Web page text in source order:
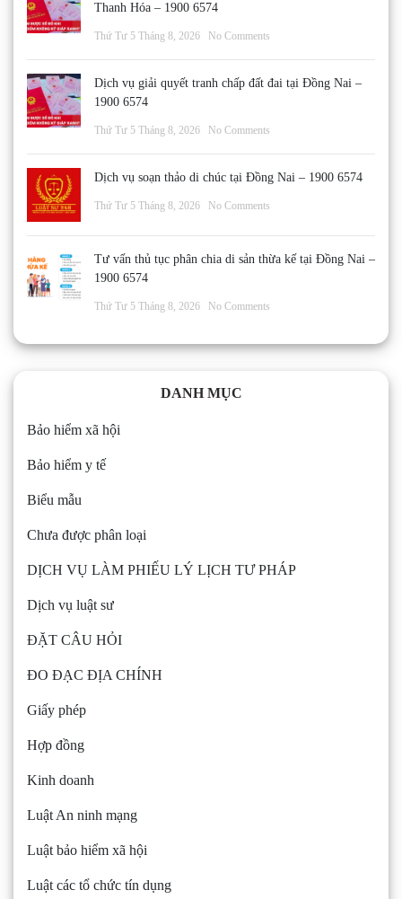
Thanh Hóa – 1900 6574
Thứ Tư 5 Tháng 8, 2026 No Comments
Dịch vụ giải quyết tranh chấp đất đai tại Đồng Nai –
1900 6574
Thứ Tư 5 Tháng 8, 2026 No Comments
Dịch vụ soạn thảo di chúc tại Đồng Nai – 1900 6574
Thứ Tư 5 Tháng 8, 2026 No Comments
Tư vấn thủ tục phân chia di sản thừa kế tại Đồng Nai –
1900 6574
Thứ Tư 5 Tháng 8, 2026 No Comments
DANH MỤC
Bảo hiểm xã hội
Bảo hiểm y tế
Biểu mẫu
Chưa được phân loại
DỊCH VỤ LÀM PHIẾU LÝ LỊCH TƯ PHÁP
Dịch vụ luật sư
ĐẶT CÂU HỎI
ĐO ĐẠC ĐỊA CHÍNH
Giấy phép
Hợp đồng
Kinh doanh
Luật An ninh mạng
Luật bảo hiểm xã hội
Luật các tổ chức tín dụng